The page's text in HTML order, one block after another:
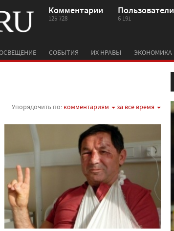
Комментарии
125 728
Пользователи
6 191
СОБЫТИЯ ИХ НРАВЫ ЭКОНОМИКА
Упорядочить по: комментариям за все время